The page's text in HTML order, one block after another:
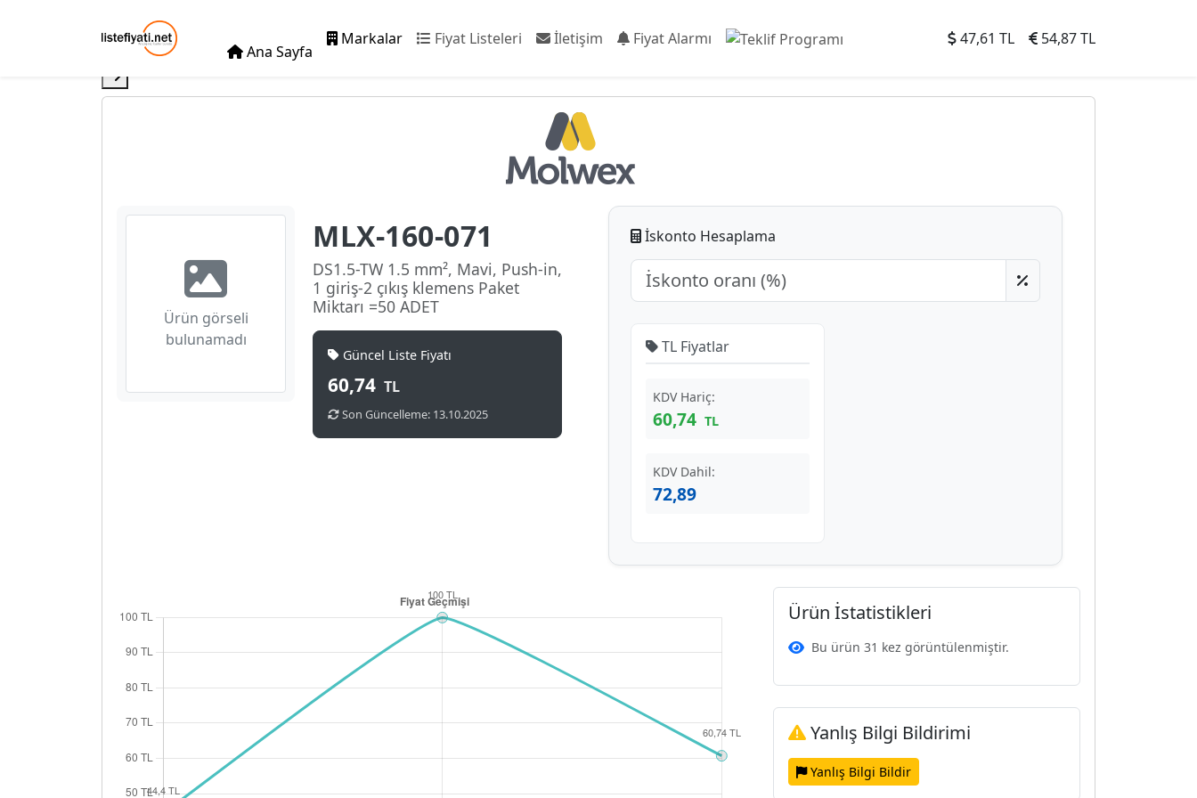
Ana Sayfa
Markalar Fiyat Listeleri İletişim Fiyat Alarmı 47,61 TL 54,87 TL
Ürün görseli
bulunamadı
MLX-160-071
DS1.5-TW 1.5 mm², Mavi, Push-in,
1 giriş-2 çıkış klemens Paket
Miktarı =50 ADET
Güncel Liste Fiyatı
60,74 TL
Son Güncelleme: 13.10.2025
İskonto Hesaplama
TL Fiyatlar
KDV Hariç:
60,74 TL
KDV Dahil:
72,89
Ürün İstatistikleri
Bu ürün 31 kez görüntülenmiştir.
Yanlış Bilgi Bildirimi
Yanlış Bilgi Bildir